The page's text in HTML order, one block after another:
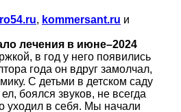
, kommersant.ru и
лечения в июне–2024
в год у него появились
года он вдруг замолчал,
С детьми в детском саду
боялся звуков, не всегда
уходил в себя. Мы начали